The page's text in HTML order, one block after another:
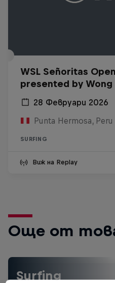
WSL Señoritas
presented by Wong
28 Февруари 2026
Punta Hermosa, Peru
SURFING
Виж на Replay
Още от
Surfing